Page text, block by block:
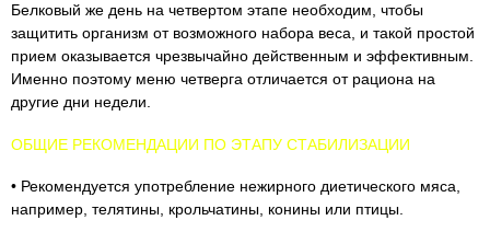
Белковый же день на четвертом этапе необходим, чтобы
защитить организм от возможного набора веса, и такой простой
прием оказывается чрезвычайно действенным и эффективным.
Именно поэтому меню четверга отличается от рациона на
другие дни недели.
ОБЩИЕ РЕКОМЕНДАЦИИ ПО ЭТАПУ СТАБИЛИЗАЦИИ
• Рекомендуется употребление нежирного диетического мяса,
например, телятины, крольчатины, конины или птицы.